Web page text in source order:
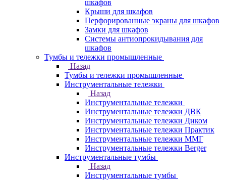
шкафов
Крыши для шкафов
Перфорированные экраны для шкафов
Замки для шкафов
Системы антиопрокидывания для
шкафов
Тумбы и тележки промышленные
Назад
Тумбы и тележки промышленные
Инструментальные тележки
Назад
Инструментальные тележки
Инструментальные тележки ДВК
Инструментальные тележки Диком
Инструментальные тележки Практик
Инструментальные тележки ММГ
Инструментальные тележки Berger
Инструментальные тумбы
Назад
Инструментальные тумбы